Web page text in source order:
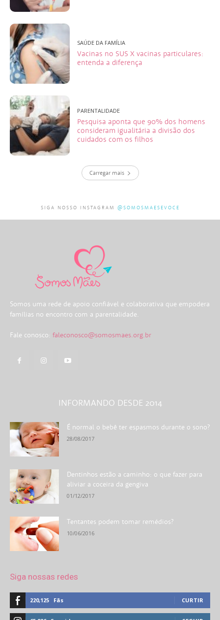
SAÚDE DA FAMÍLIA
Vacinas no SUS X vacinas particulares:
entenda a diferença
PARENTALIDADE
Pesquisa aponta que 90% dos homens
consideram igualitária a divisão dos
cuidados com os filhos
Carregar mais
SIGA NOSSO INSTAGRAM @SOMOSMAESEVOCE
Somos uma rede de apoio confiável e colaborativa que empodera
famílias no encontro com a parentalidade.
Fale conosco: faleconosco@somosmaes.org.br
INFORMANDO DESDE 2014
É normal o bebê ter espasmos durante o sono?
28/08/2017
Dentinhos estão a caminho: o que fazer para
aliviar a coceira da gengiva
01/12/2017
Tentantes podem tomar remédios?
10/06/2016
Siga nossas redes
220,125 Fãs CURTIR